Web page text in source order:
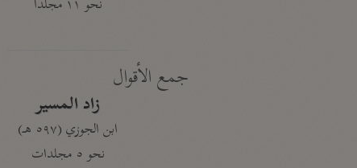
نحو ١١ مجلدًا
جمع الأقوال
زاد المسير
ابن الجوزي (٥٩٧ هـ)
نحو ٥ مجلدات